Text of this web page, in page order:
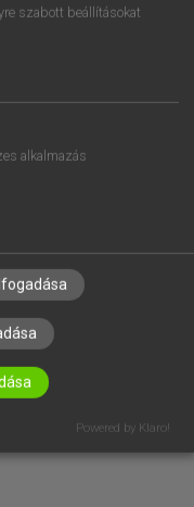
szabott beállításokat
alkalmazás
Powered by Klaro!